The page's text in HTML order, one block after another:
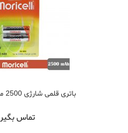
باتری قلمی شارژی 2500 میلی آمپر موریسل
تماس